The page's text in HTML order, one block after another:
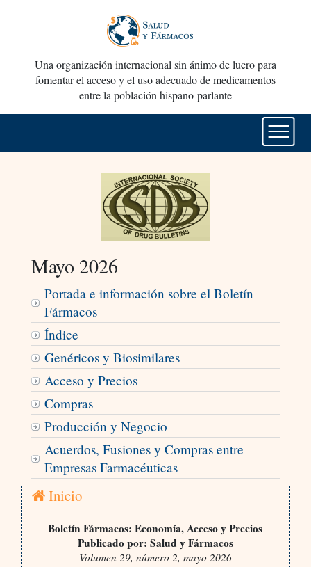
Una organización internacional sin ánimo de lucro para
fomentar el acceso y el uso adecuado de medicamentos
entre la población hispano-parlante
Mayo 2026
Portada e información sobre el Boletín
Fármacos
Índice
Genéricos y Biosimilares
Acceso y Precios
Compras
Producción y Negocio
Acuerdos, Fusiones y Compras entre
Empresas Farmacéuticas
Inicio
Boletín Fármacos: Economía, Acceso y Precios
Publicado por: Salud y Fármacos
Volumen 29, número 2, mayo 2026